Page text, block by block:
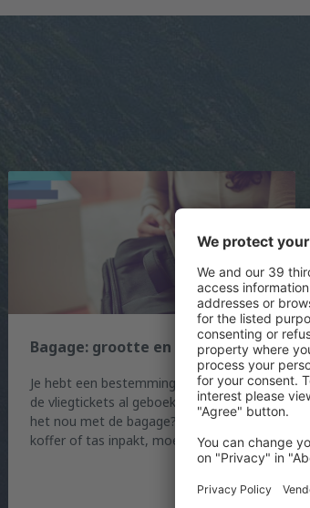
Bagage: grootte en gewicht
Je hebt een bestemming uitgekozen en
de vliegtickets al geboekt...maar hoe zit
het nou met de bagage? Voordat je een
koffer of tas inpakt, moet je..